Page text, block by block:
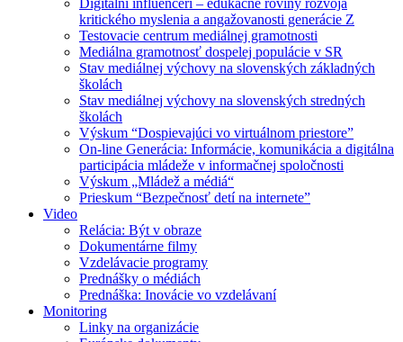
Digitálni influenceri – edukačné roviny rozvoja
kritického myslenia a angažovanosti generácie Z
Testovacie centrum mediálnej gramotnosti
Mediálna gramotnosť dospelej populácie v SR
Stav mediálnej výchovy na slovenských základných
školách
Stav mediálnej výchovy na slovenských stredných
školách
Výskum “Dospievajúci vo virtuálnom priestore”
On-line Generácia: Informácie, komunikácia a digitálna
participácia mládeže v informačnej spoločnosti
Výskum „Mládež a médiá“
Prieskum “Bezpečnosť detí na internete”
Video
Relácia: Být v obraze
Dokumentárne filmy
Vzdelávacie programy
Prednášky o médiách
Prednáška: Inovácie vo vzdelávaní
Monitoring
Linky na organizácie